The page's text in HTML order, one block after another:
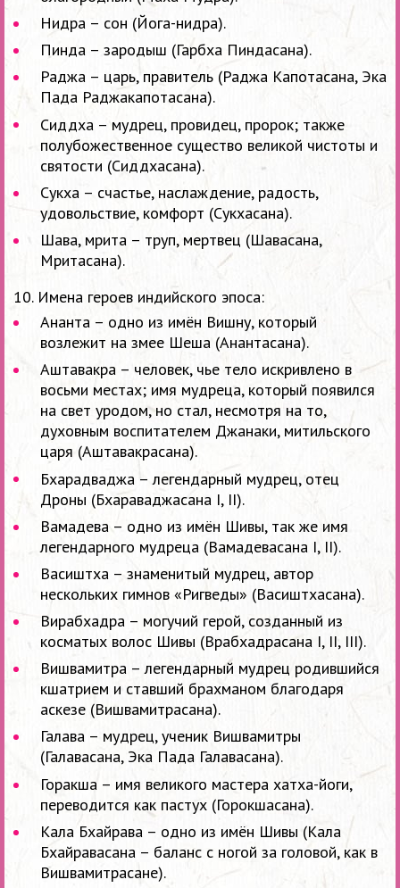
Нидра – сон (Йога-нидра).
Пинда – зародыш (Гарбха Пиндасана).
Раджа – царь, правитель (Раджа Капотасана, Эка
Пада Раджакапотасана).
Сиддха – мудрец, провидец, пророк; также
полубожественное существо великой чистоты и
святости (Сиддхасана).
Сукха – cчастье, наслаждение, радость,
удовольствие, комфорт (Сукхасана).
Шава, мрита – труп, мертвец (Шавасана,
Мритасана).
10. Имена героев индийского эпоса:
Ананта – одно из имён Вишну, который
возлежит на змее Шеша (Анантасана).
Аштавакра – человек, чье тело искривлено в
восьми местах; имя мудреца, который появился
на свет уродом, но стал, несмотря на то,
духовным воспитателем Джанаки, митильского
царя (Аштавакрасана).
Бхарадваджа – легендарный мудрец, отец
Дроны (Бхараваджасана I, II).
Вамадева – одно из имён Шивы, так же имя
легендарного мудреца (Вамадевасана I, II).
Васиштха – знаменитый мудрец, автор
нескольких гимнов «Ригведы» (Васиштхасана).
Вирабхадра – могучий герой, созданный из
косматых волос Шивы (Врабхадрасана I, II, III).
Вишвамитра – легендарный мудрец родившийся
кшатрием и ставший брахманом благодаря
аскезе (Вишвамитрасана).
Галава – мудрец, ученик Вишвамитры
(Галавасана, Эка Пада Галавасана).
Горакша – имя великого мастера хатха-йоги,
переводится как пастух (Горокшасана).
Кала Бхайрава – одно из имён Шивы (Кала
Бхайравасана – баланс с ногой за головой, как в
Вишвамитрасане).